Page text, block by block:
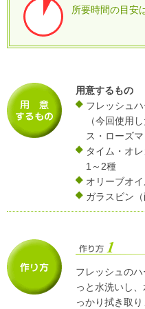
所要時間の目安
用意するもの
フレッシュ
（今回使用
ス・ローズマ
タイム・オ
1～2種
オリーブオ
ガラスビン（
フレッシュのハ
っと水洗いし
っかり拭き取り